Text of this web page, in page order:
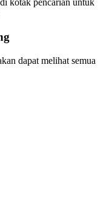
kotak pencarian untuk
dapat melihat semua